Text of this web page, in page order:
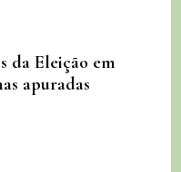
da Eleição em
apuradas